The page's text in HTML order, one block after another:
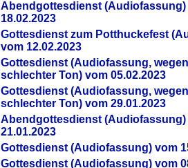
Abendgottesdienst (Audiofassung)
18.02.2023
Gottesdienst zum Potthuckefest
vom 12.02.2023
Gottesdienst (Audiofassung,
schlechter Ton) vom 05.02.2023
Gottesdienst (Audiofassung,
schlechter Ton) vom 29.01.2023
Abendgottesdienst (Audiofassung)
21.01.2023
Gottesdienst (Audiofassung) vom
Gottesdienst (Audiofassung) vom